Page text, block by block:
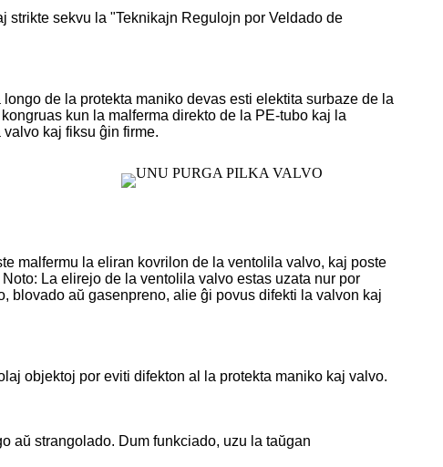
strikte sekvu la "Teknikajn Regulojn por Veldado de
de la protekta maniko devas esti elektita surbaze de la
kun la malferma direkto de la PE-tubo kaj la
kaj fiksu ĝin firme.
malfermu la eliran kovrilon de la ventolila valvo, kaj poste
La elirejo de la ventolila valvo estas uzata nur por
blovado aŭ gasenpreno, alie ĝi povus difekti la valvon kaj
objektoj por eviti difekton al la protekta maniko kaj valvo.
aŭ strangolado. Dum funkciado, uzu la taŭgan